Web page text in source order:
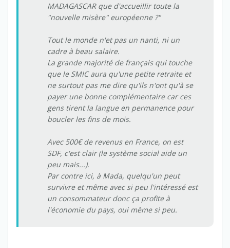
MADAGASCAR que d'accueillir toute la
"nouvelle misère" européenne ?"
Tout le monde n'et pas un nanti, ni un
cadre à beau salaire.
La grande majorité de français qui touche
que le SMIC aura qu'une petite retraite et
ne surtout pas me dire qu'ils n'ont qu'à se
payer une bonne complémentaire car ces
gens tirent la langue en permanence pour
boucler les fins de mois.
Avec 500€ de revenus en France, on est
SDF, c'est clair (le système social aide un
peu mais...).
Par contre ici, à Mada, quelqu'un peut
survivre et même avec si peu l'intéressé est
un consommateur donc ça profite à
l'économie du pays, oui même si peu.